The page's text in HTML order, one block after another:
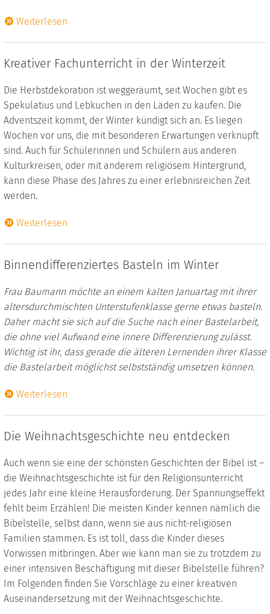
Weiterlesen
Kreativer Fachunterricht in der Winterzeit
Die Herbstdekoration ist weggeräumt, seit Wochen gibt es
Spekulatius und Lebkuchen in den Läden zu kaufen. Die
Adventszeit kommt, der Winter kündigt sich an. Es liegen
Wochen vor uns, die mit besonderen Erwartungen verknüpft
sind. Auch für Schülerinnen und Schülern aus anderen
Kulturkreisen, oder mit anderem religiösem Hintergrund,
kann diese Phase des Jahres zu einer erlebnisreichen Zeit
werden.
Weiterlesen
Binnendifferenziertes Basteln im Winter
Frau Baumann möchte an einem kalten Januartag mit ihrer
altersdurchmischten Unterstufenklasse gerne etwas basteln.
Daher macht sie sich auf die Suche nach einer Bastelarbeit,
die ohne viel Aufwand eine innere Differenzierung zulässt.
Wichtig ist ihr, dass gerade die älteren Lernenden ihrer Klasse
die Bastelarbeit möglichst selbstständig umsetzen können.
Weiterlesen
Die Weihnachtsgeschichte neu entdecken
Auch wenn sie eine der schönsten Geschichten der Bibel ist –
die Weihnachtsgeschichte ist für den Religionsunterricht
jedes Jahr eine kleine Herausforderung. Der Spannungseffekt
fehlt beim Erzählen! Die meisten Kinder kennen nämlich die
Bibelstelle, selbst dann, wenn sie aus nicht-religiösen
Familien stammen. Es ist toll, dass die Kinder dieses
Vorwissen mitbringen. Aber wie kann man sie zu trotzdem zu
einer intensiven Beschäftigung mit dieser Bibelstelle führen?
Im Folgenden finden Sie Vorschläge zu einer kreativen
Auseinandersetzung mit der Weihnachtsgeschichte.